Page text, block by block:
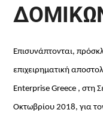
Eπισυνάπτονται,
επιχειρηματική
Enterprise Greece , στη
Οκτωβρίου 2018, για